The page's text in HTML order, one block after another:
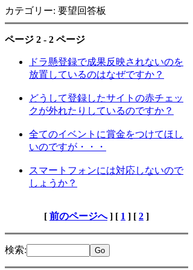
カテゴリー: 要望回答板
ページ 2 - 2 ページ
ドラ懸登録で成果反映されないのを
放置しているのはなぜですか？
どうして登録したサイトの赤チェッ
クが外れたりしているのですか？
全てのイベントに賞金をつけてほし
いのですが・・・
スマートフォンには対応しないので
しょうか？
[ 前のページへ] [ 1 ] [ 2 ]
検索: